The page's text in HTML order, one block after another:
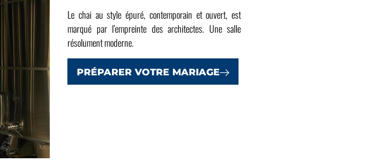
Le chai au style épuré, contemporain et ouvert, est
marqué par l’empreinte des architectes. Une salle
résolument moderne.
PRÉPARER VOTRE MARIAGE